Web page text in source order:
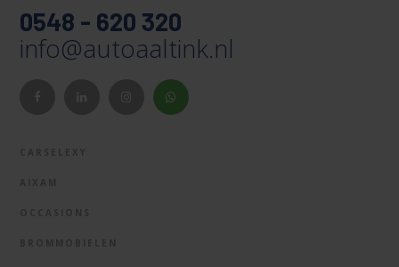
0548 - 620 320
info@autoaaltink.nl